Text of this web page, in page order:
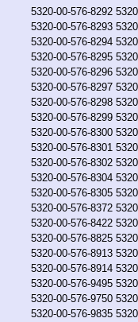
5320-00-576-8292
5320-00-576-8293
5320-00-576-8294
5320-00-576-8295
5320-00-576-8296
5320-00-576-8297
5320-00-576-8298
5320-00-576-8299
5320-00-576-8300
5320-00-576-8301
5320-00-576-8302
5320-00-576-8304
5320-00-576-8305
5320-00-576-8372
5320-00-576-8422
5320-00-576-8825
5320-00-576-8913
5320-00-576-8914
5320-00-576-9495
5320-00-576-9750
5320-00-576-9835